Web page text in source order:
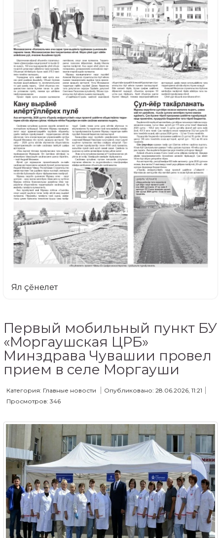
Ял çĕнелет
Первый мобильный пункт БУ
«Моргаушская ЦРБ»
Минздрава Чувашии провел
прием в селе Моргауши
Категория: Главные новости
Опубликовано: 28.06.2026, 11:21
Просмотров: 346